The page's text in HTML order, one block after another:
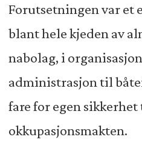
Forutsetningen var et
blant hele kjeden av
nabolag, i
administrasjon til
fare for egen sikkerhet
okkupasjonsmakten.